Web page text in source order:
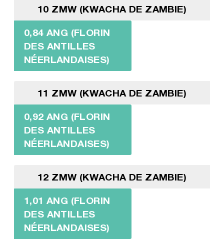
10 ZMW (KWACHA DE ZAMBIE)
0,84 ANG (FLORIN
DES ANTILLES
NÉERLANDAISES)
11 ZMW (KWACHA DE ZAMBIE)
0,92 ANG (FLORIN
DES ANTILLES
NÉERLANDAISES)
12 ZMW (KWACHA DE ZAMBIE)
1,01 ANG (FLORIN
DES ANTILLES
NÉERLANDAISES)